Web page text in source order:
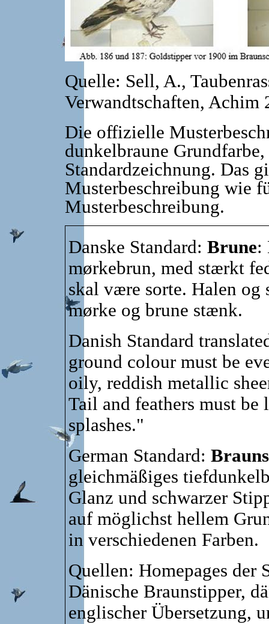
Quelle: Sell, A.,
Verwandtschaften, Achim
Die offizielle
dunkelbraune
Standardzeichnung. Das
Musterbeschreibung wie
Musterbeschreibung.
Danske Standard:Brune:
mørkebrun, med stærkt
skal være sorte. Halen og
mørke og brune stænk.
Danish Standard
ground colour must be
oily, reddish metallic
Tail and feathers must
splashes."
German Standard:
gleichmäßiges
Glanz und schwarzer
auf möglichst hellem
in verschiede­nen Farben.
Quellen: Homepages der
Dänische Braunstipper,
englischer Übersetzung,